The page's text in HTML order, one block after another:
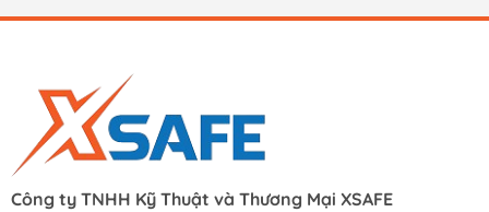
Công ty TNHH Kỹ Thuật và Thương Mại XSAFE